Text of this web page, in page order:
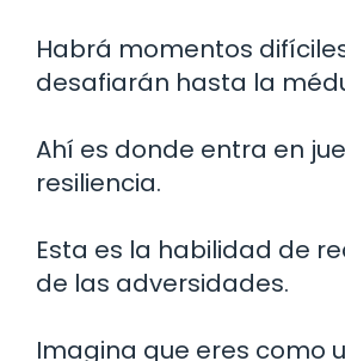
Habrá momentos
desafiarán hasta la
Ahí es donde entra en
resiliencia.
Esta es la habilidad de
de las adversidades.
Imagina que eres como